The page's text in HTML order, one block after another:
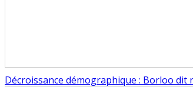
Décroissance démographique : Borloo dit